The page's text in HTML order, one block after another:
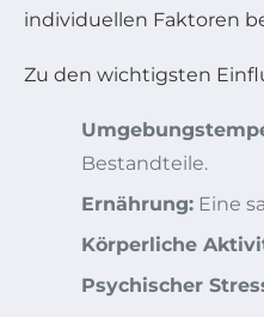
individuellen Faktoren
Zu den wichtigsten
Bestandteile.
Ernährung: Eine
Körperliche
Psychischer